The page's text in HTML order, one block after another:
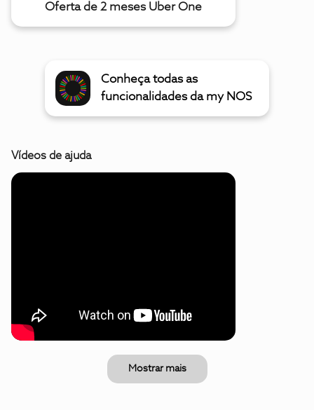
Oferta de 2 meses Uber One
Conheça todas as
funcionalidades da my NOS
Vídeos de ajuda
Mostrar mais